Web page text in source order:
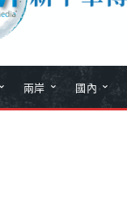
兩岸 國內